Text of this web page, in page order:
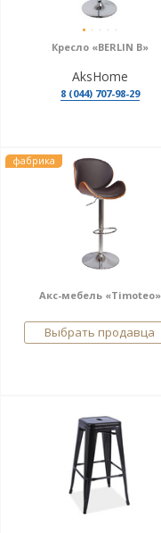
Кресло «BERLIN B»
AksHome
8 (044) 707-98-29
фабрика
Акс-мебель «Timoteo»
Выбрать продавца